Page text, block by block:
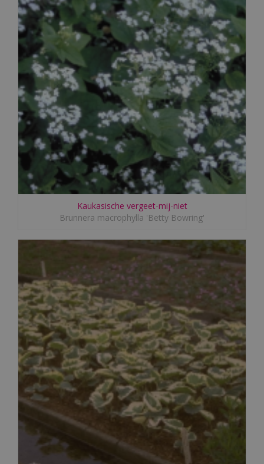
Kaukasische vergeet-mij-niet
Brunnera macrophylla 'Betty Bowring'